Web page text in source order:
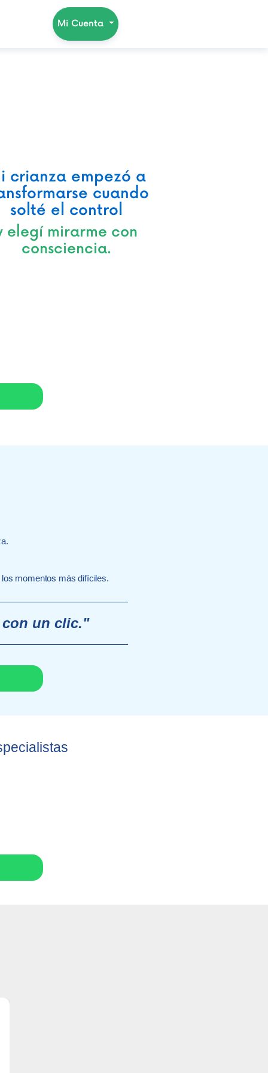
Mi Cuenta
crianza empezó a
cuando
solté el control
elegí mirarme con
consciencia.
momentos más difíciles.
con un clic."